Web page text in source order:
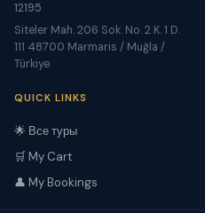
12195
Siteler Mah. 206 Sok. No. 2 K. 1 D.
111 48700 Marmaris / Muğla /
Türkiye
QUICK LINKS
🌟 Все туры
🛒 My Cart
👤 My Bookings